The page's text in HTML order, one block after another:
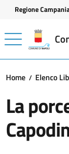
Vai ai contenuti
Vai al footer
Regione
Home Elenco
La